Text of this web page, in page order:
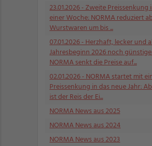
23.01.2026- Zweite Preissenkung
einer Woche: NORMA reduziert
Wurstwaren um bis ...
07.01.2026- Herzhaft, lecker und
Jahresbeginn 2026 noch
NORMA senkt die Preise auf...
02.01.2026- NORMA startet mit
Preissenkung in das neue Jahr:
ist der Reis der Ei...
NORMA News aus 2025
NORMA News aus 2024
NORMA News aus 2023